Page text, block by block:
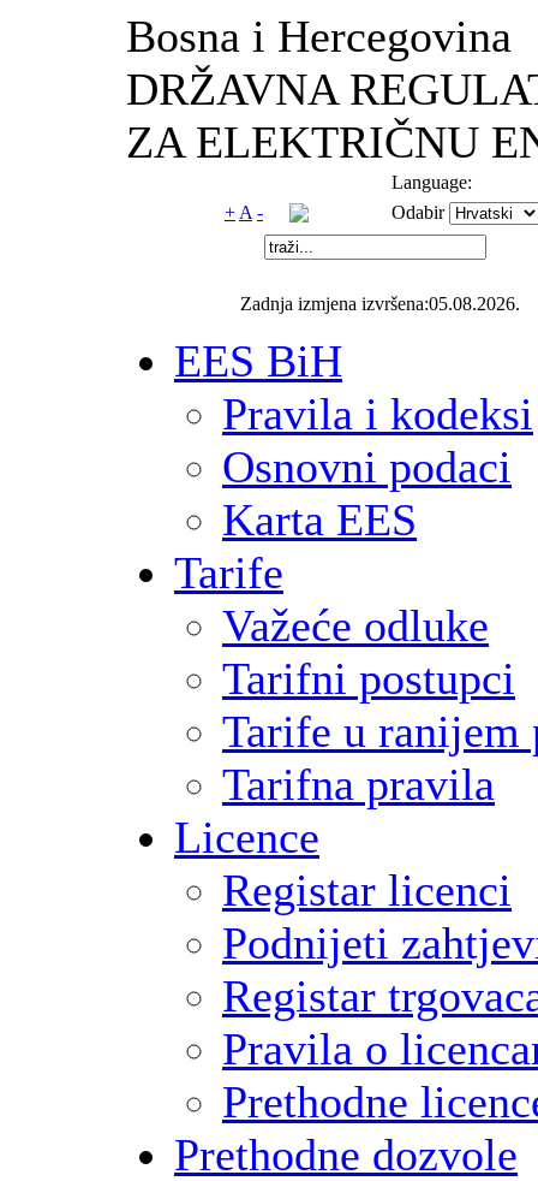
Bosna i Hercegovina
DRŽAVNA
ZA ELEKTRIČNU
Language:
+ A - Odabir
Zadnja izmjena izvršena:05.08.2026.
EES BiH
Pravila i kodeksi
Osnovni podaci
Karta EES
Tarife
Važeće odluke
Tarifni postupci
Tarife u ranijem
Tarifna pravila
Licence
Registar licenci
Podnijeti
Registar
Pravila o
Prethodne
Prethodne dozvole